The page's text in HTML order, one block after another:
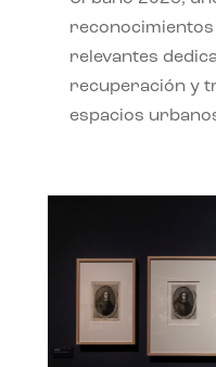
relevantes
recuperación y
espacios